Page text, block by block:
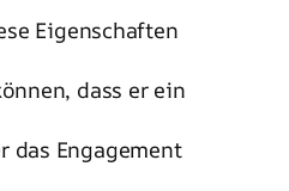
Eigenschaften
dass er ein
das Engagement